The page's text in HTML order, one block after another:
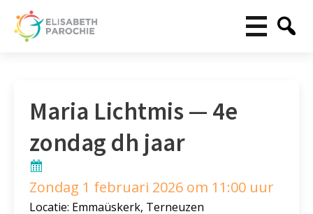
Maria Lichtmis — 4e
zondag dh jaar
Zondag 1 februari 2026 om 11:00 uur
Locatie: Emmaüskerk, Terneuzen